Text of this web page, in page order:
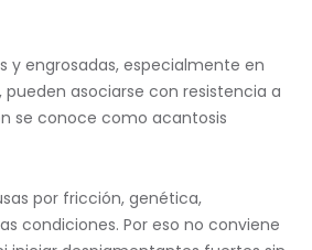
y engrosadas, especialmente en
pueden asociarse con resistencia a
se conoce como acantosis
por fricción, genética,
condiciones. Por eso no conviene